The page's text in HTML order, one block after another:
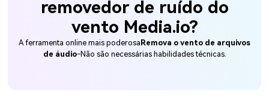
removedor de ruído do
vento Media.io?
A ferramenta online mais poderosa Remova o vento de arquivos
de áudio-Não são necessárias habilidades técnicas.